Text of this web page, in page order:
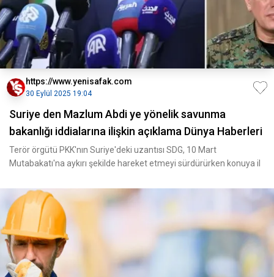
https://www.yenisafak.com
30 Eylül 2025 19:04
Suriye den Mazlum Abdi ye yönelik savunma
bakanlığı iddialarına ilişkin açıklama Dünya Haberleri
Terör örgütü PKK'nın Suriye'deki uzantısı SDG, 10 Mart
Mutabakatı'na aykırı şekilde hareket etmeyi sürdürürken konuya il